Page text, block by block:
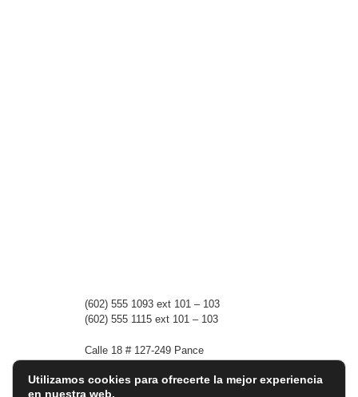
(602) 555 1093 ext 101 – 103
(602) 555 1115 ext 101 – 103
Calle 18 # 127-249 Pance
Utilizamos cookies para ofrecerte la mejor experiencia
en nuestra web.